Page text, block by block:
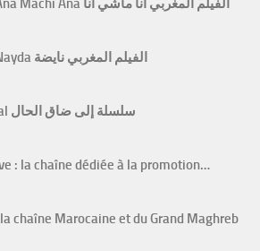
Film marocain Ana Machi Ana الفيلم المغربي أنا ماشي أنا
Film marocain Nayda الفيلم المغربي نايضة
Série Ila Da9 Lhal سلسلة إلى ضاق الحال
: la chaîne dédiée à la promotion…
chaîne Marocaine et du Grand Maghreb